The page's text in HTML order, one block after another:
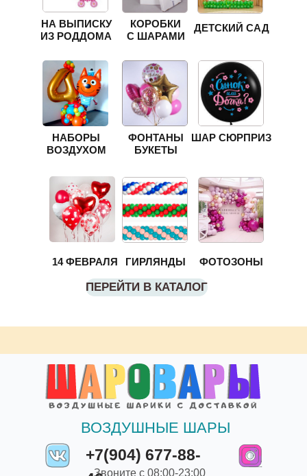
ФОНТАНЫ
БУКЕТЫ
НА ВЫПИСКУ
ИЗ РОДДОМА
ШАР СЮРПРИЗ
ГИРЛЯНДЫ
ПЕРЕЙТИ В КАТАЛОГ
ФОТОЗОНЫ
КОРОБКИ
С ШАРАМИ
14 ФЕВРАЛЯ
НАБОРЫ
ВОЗДУХОМ
ДЕТСКИЙ САД
+7(904) 677-88-
ВОЗДУШНЫЕ ШАРЫ
Звоните с 08:00-23:00